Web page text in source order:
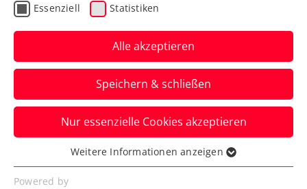
WTA Rom: Potapova
reitet weiter auf der
Erfolgswelle
Für die Wahlösterreicherin ist jetzt auch
eine Setzung bei den French Open in
Paris greifbar.
Verfasst von: Manuel Wachta, 07.05.2026
Essenziell Statistiken
Alle akzeptieren
Speichern & schließen
Nur essenzielle Cookies akzeptieren
Essenziell
Essenzielle Cookies werden für grundlegende
Weitere Informationen anzeigen
Powered by